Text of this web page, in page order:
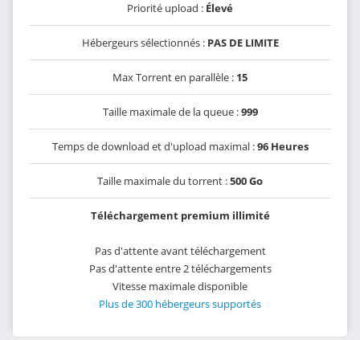
Priorité upload : Élevé
Hébergeurs sélectionnés : PAS DE LIMITE
Max Torrent en parallèle : 15
Taille maximale de la queue :999
Temps de download et d'upload maximal :96 Heures
Taille maximale du torrent :500 Go
Téléchargement premium illimité
Pas d'attente avant téléchargement
Pas d'attente entre 2 téléchargements
Vitesse maximale disponible
Plus de 300 hébergeurs supportés